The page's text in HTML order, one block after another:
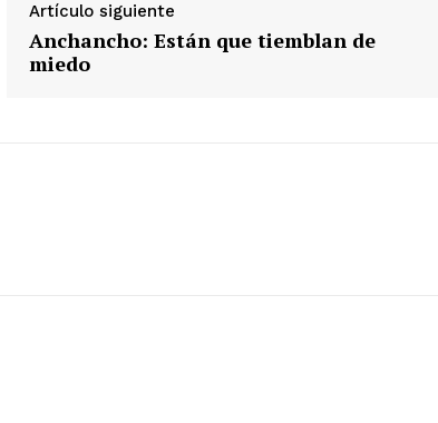
Artículo siguiente
Anchancho: Están que tiemblan de
miedo